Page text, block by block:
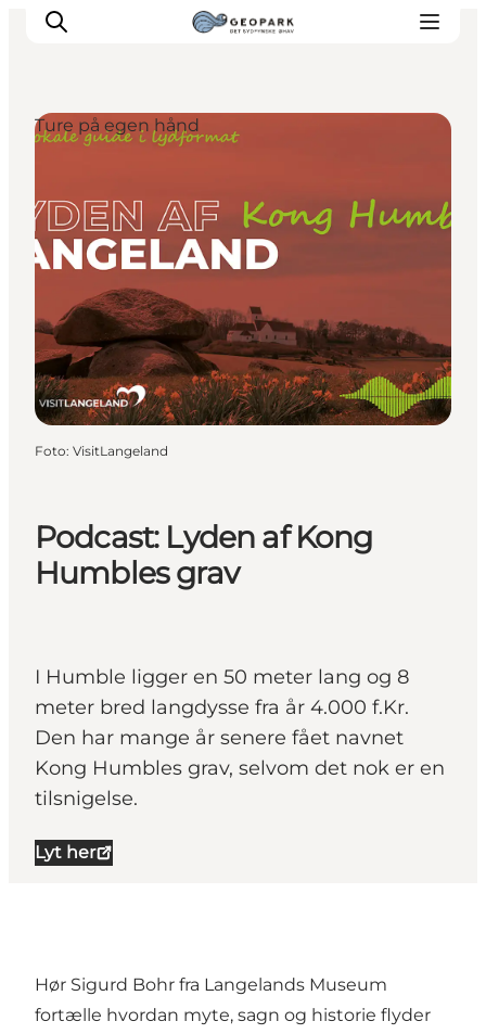
Podcast: Lyden af Kong
Humbles grav
I Humble ligger en 50 meter lang og 8
meter bred langdysse fra år 4.000 f.Kr.
Den har mange år senere fået navnet
Kong Humbles grav, selvom det nok er en
tilsnigelse.
Lyt her
Ture på egen hånd
Foto: VisitLangeland
Hør Sigurd Bohr fra Langelands Museum
fortælle hvordan myte, sagn og historie flyder